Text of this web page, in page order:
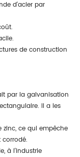
d'acier par
de construction
par la galvanisation
Il a les
zinc, ce qui empêche
à l'industrie